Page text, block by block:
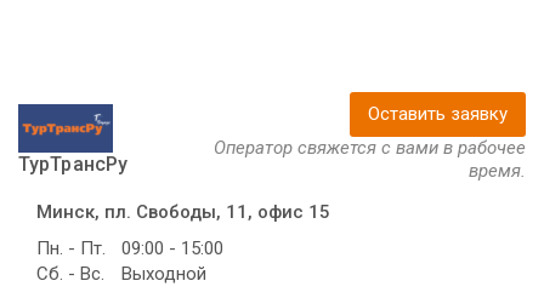
ТурТрансРу
Оставить заявку
Оператор свяжется с вами в рабочее
время.
Минск, пл. Свободы, 11, офис 15
Пн. - Пт.
09:00 - 15:00
Сб. - Вс.
Выходной